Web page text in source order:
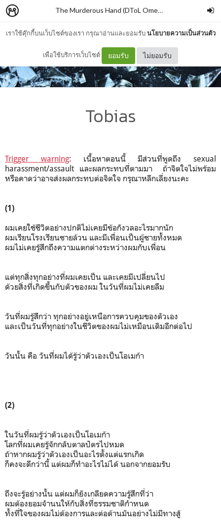
เราใช้คุ๊กกี้บนเว็บไซต์ของเรา กรุณาอ่านและยอมรับนโยบายความเป็นส่วนตัว
เพื่อใช้บริการเว็บไซต์ ยอมรับ ไม่ยอมรับ
The Murderous Hand (DToL Omegaverse AU)
Tobias
Trigger warning: เนื้อหาตอนนี้ มีส่วนที่พูดถึง sexual
harassment/assault และผลกระทบที่ตามมา ถ้าจิตใจไม่พร้อม
หรือคาดว่าอาจส่งผลกระทบต่อจิตใจ กรุณาหลีกเลี่ยงนะคะ
(1)
ผมเคยใช้ชีวิตอย่างปกติไม่เคยมีข้อกังวลอะไรมากนัก
ผมเรียนโรงเรียนชายล้วน และมีเพื่อนเป็นผู้ชายทั้งหมด
ผมไม่เคยรู้สึกถึงความแตกต่างระหว่างผมกับเพื่อน
แต่ทุกสิ่งทุกอย่างที่ผมเคยเป็น และเคยมีเปลี่ยนไป
ด้วยสิ่งที่เกิดขึ้นกับตัวของผม ในวันที่ผมไม่เคยลืม
วันที่ผมรู้สึกว่า ทุกอย่างอยู่เหนือการควบคุมของตัวเอง
และเป็นวันที่ทุกอย่างในชีวิตของผมไม่เหมือนเดิมอีกต่อไป
วันนั้น คือ วันที่ผมได้รู้ว่าตัวเองเป็นโอเมก้า
(2)
ในวันที่ผมรู้ว่าตัวเองเป็นโอเมก้า
โลกที่ผมเคยรู้จักกลับตาลปัตรไปหมด
ถ้าหากผมรู้ว่าตัวเองเป็นอะไรตั้งแต่แรกเกิด
ก็คงจะดีกว่านี้ แต่ผมก็ทำอะไรไม่ได้ นอกจากยอมรับ
ถึงจะรู้อย่างนั้น แต่ผมก็ยังเกลียดความรู้สึกที่ว่า
ผมต้องยอมจำนนให้กับสิ่งที่ธรรมชาติกำหนด
ทั้งที่ใจของผมไม่ต้องการและต่อต้านมันอย่างไม่มีทางสู้